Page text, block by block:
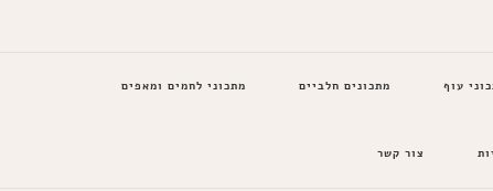
עוף מתכונים חלביים מתכוני לחמים ומאפים
צור קשר